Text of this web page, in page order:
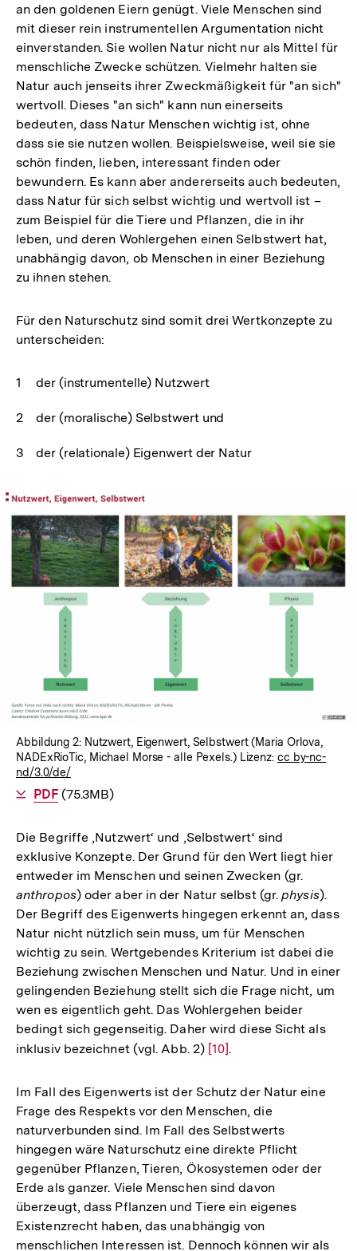
an den goldenen Eiern genügt. Viele Menschen sind
mit dieser rein instrumentellen Argumentation nicht
einverstanden. Sie wollen Natur nicht nur als Mittel für
menschliche Zwecke schützen. Vielmehr halten sie
Natur auch jenseits ihrer Zweckmäßigkeit für "an sich"
wertvoll. Dieses "an sich" kann nun einerseits
bedeuten, dass Natur Menschen wichtig ist, ohne
dass sie sie nutzen wollen. Beispielsweise, weil sie sie
schön finden, lieben, interessant finden oder
bewundern. Es kann aber andererseits auch bedeuten,
dass Natur für sich selbst wichtig und wertvoll ist –
zum Beispiel für die Tiere und Pflanzen, die in ihr
leben, und deren Wohlergehen einen Selbstwert hat,
unabhängig davon, ob Menschen in einer Beziehung
zu ihnen stehen.
Für den Naturschutz sind somit drei Wertkonzepte zu
unterscheiden:
der (instrumentelle) Nutzwert
der (moralische) Selbstwert und
der (relationale) Eigenwert der Natur
Abbildung 2: Nutzwert, Eigenwert, Selbstwert (Maria Orlova,
NADExRioTic, Michael Morse - alle Pexels.) Lizenz: cc by-nc-
nd/3.0/de/
Als
PDFherunterladen
(75.3MB)
Die Begriffe ‚Nutzwert‘ und ‚Selbstwert‘ sind
exklusive Konzepte. Der Grund für den Wert liegt hier
entweder im Menschen und seinen Zwecken (gr.
anthropos) oder aber in der Natur selbst (gr.physis).
Der Begriff des Eigenwerts hingegen erkennt an, dass
Natur nicht nützlich sein muss, um für Menschen
wichtig zu sein. Wertgebendes Kriterium ist dabei die
Beziehung zwischen Menschen und Natur. Und in einer
gelingenden Beziehung stellt sich die Frage nicht, um
wen es eigentlich geht. Das Wohlergehen beider
bedingt sich gegenseitig. Daher wird diese Sicht als
inklusiv bezeichnet (vgl. Abb. 2) Zur
der
Fußnote
[10].
Im Fall des Eigenwerts ist der Schutz der Natur eine
Frage des Respekts vor den Menschen, die
naturverbunden sind. Im Fall des Selbstwerts
hingegen wäre Naturschutz eine direkte Pflicht
gegenüber Pflanzen, Tieren, Ökosystemen oder der
Erde als ganzer. Viele Menschen sind davon
überzeugt, dass Pflanzen und Tiere ein eigenes
Existenzrecht haben, das unabhängig von
menschlichen Interessen ist. Dennoch können wir als